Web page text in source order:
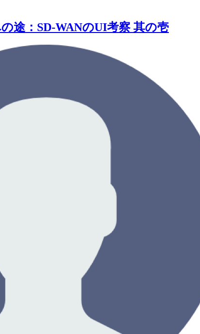
途：SD-WANのUI考察 其の壱